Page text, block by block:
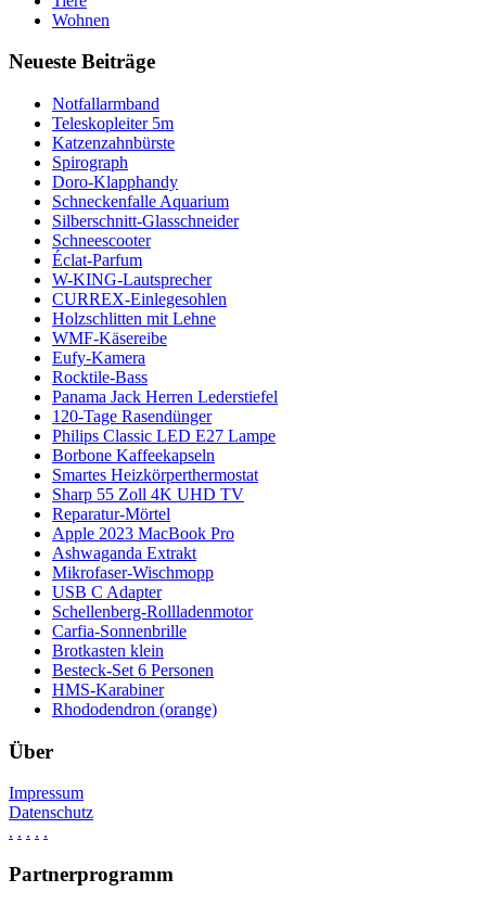
Wohnen
Neueste Beiträge
Notfallarmband
Teleskopleiter 5m
Katzenzahnbürste
Spirograph
Doro-Klapphandy
Schneckenfalle Aquarium
Silberschnitt-Glasschneider
Schneescooter
Éclat-Parfum
W-KING-Lautsprecher
CURREX-Einlegesohlen
Holzschlitten mit Lehne
WMF-Käsereibe
Eufy-Kamera
Rocktile-Bass
Panama Jack Herren Lederstiefel
120-Tage Rasendünger
Philips Classic LED E27 Lampe
Borbone Kaffeekapseln
Smartes Heizkörperthermostat
Sharp 55 Zoll 4K UHD TV
Reparatur-Mörtel
Apple 2023 MacBook Pro
Ashwaganda Extrakt
Mikrofaser-Wischmopp
USB C Adapter
Schellenberg-Rollladenmotor
Carfia-Sonnenbrille
Brotkasten klein
Besteck-Set 6 Personen
HMS-Karabiner
Rhododendron (orange)
Über
Impressum
Datenschutz
. . . . .
Partnerprogramm